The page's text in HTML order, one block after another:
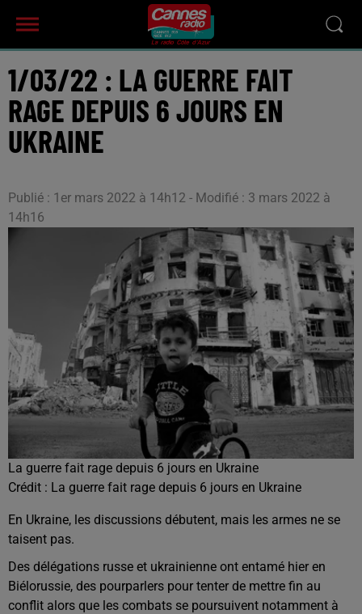
1/03/22 : LA GUERRE FAIT
RAGE DEPUIS 6 JOURS EN
UKRAINE
Publié : 1er mars 2022 à 14h12 - Modifié : 3 mars 2022 à
14h16
La guerre fait rage depuis 6 jours en Ukraine
Crédit : La guerre fait rage depuis 6 jours en Ukraine
En Ukraine, les discussions débutent, mais les armes ne se
taisent pas.
Des délégations russe et ukrainienne ont entamé hier en
Biélorussie, des pourparlers pour tenter de mettre fin au
conflit alors que les combats se poursuivent notamment à